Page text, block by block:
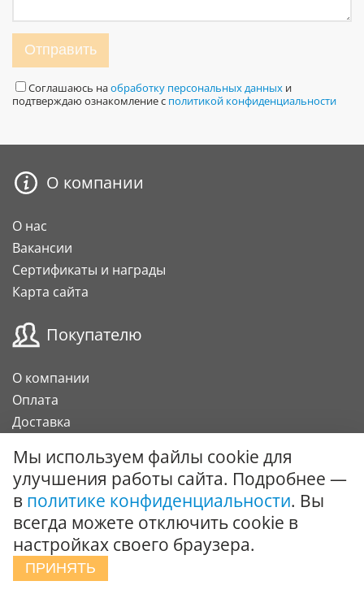
Отправить
Соглашаюсь наобработку персональных данных и
подтверждаю ознакомление с политикой конфиденциальности
О компании
О нас
Вакансии
Сертификаты и награды
Карта сайта
Покупателю
О компании
Оплата
Доставка
Карта клиента
Подарочный сертификат
Сотрудничество
Поставки под заказ
Мы используем файлы cookie для
улучшения работы сайта. Подробнее —
в политике конфиденциальности. Вы
всегда можете отключить cookie в
настройках своего браузера.
ПРИНЯТЬ